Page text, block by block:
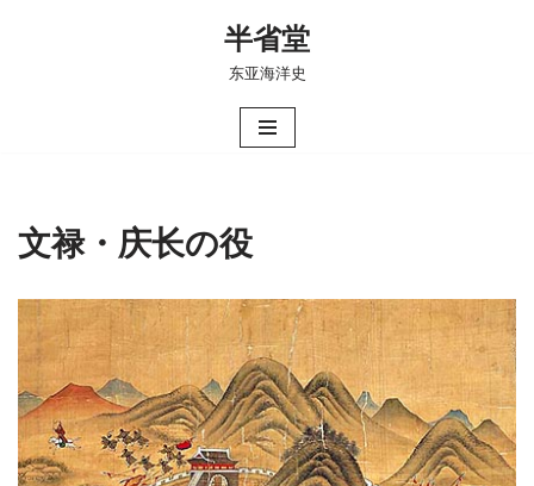
半省堂
东亚海洋史
文禄・庆长の役